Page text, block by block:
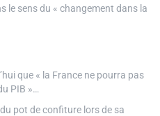
le sens du « changement dans la
que « la France ne pourra pas
PIB »…
pot de confiture lors de sa